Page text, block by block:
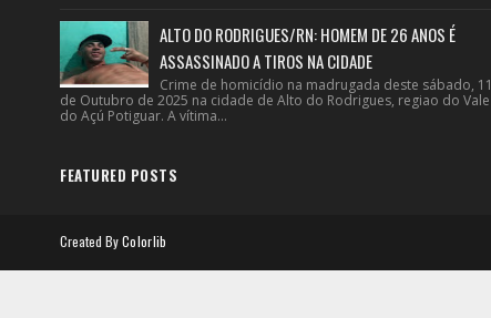
ALTO DO RODRIGUES/RN: HOMEM DE 26 ANOS É
ASSASSINADO A TIROS NA CIDADE
Crime de homicídio na madrugada deste sábado, 11
de Outubro de 2025 na cidade de Alto do Rodrigues, regiao do Vale
do Açú Potiguar. A vítima...
FEATURED POSTS
Created ByColorlib